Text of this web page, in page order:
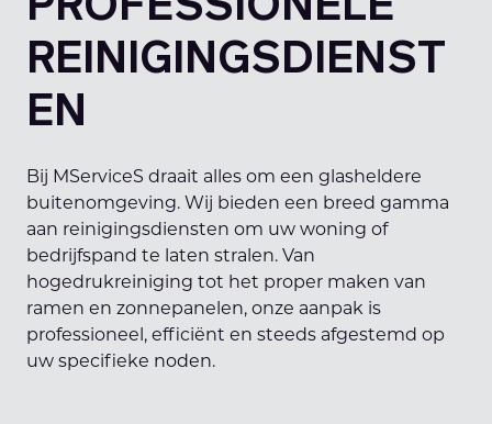
REINIGINGSDIENST
EN
Bij MServiceS draait alles om een glasheldere
buitenomgeving. Wij bieden een breed gamma
aan reinigingsdiensten om uw woning of
bedrijfspand te laten stralen. Van
hogedrukreiniging tot het proper maken van
ramen en zonnepanelen, onze aanpak is
professioneel, efficiënt en steeds afgestemd op
uw specifieke noden.